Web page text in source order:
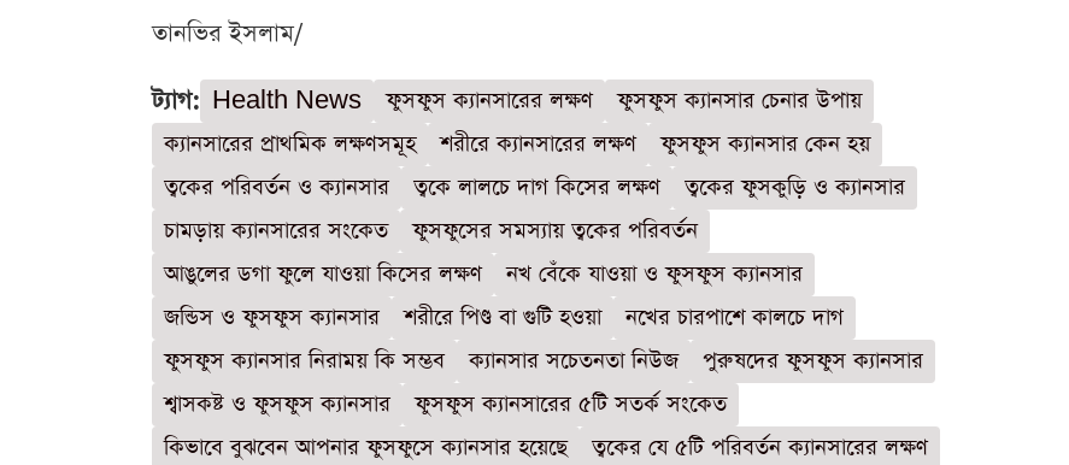
তানভির ইসলাম/
ট্যাগ: Health News ফুসফুস ক্যানসারের লক্ষণ
ফুসফুস ক্যানসার চেনার উপায়
ক্যানসারের প্রাথমিক লক্ষণসমূহ
শরীরে ক্যানসারের লক্ষণ
ফুসফুস ক্যানসার কেন হয়
ত্বকের পরিবর্তন ও ক্যানসার
ত্বকে লালচে দাগ কিসের লক্ষণ
ত্বকের ফুসকুড়ি ও ক্যানসার
চামড়ায় ক্যানসারের সংকেত
ফুসফুসের সমস্যায় ত্বকের পরিবর্তন
আঙুলের ডগা ফুলে যাওয়া কিসের লক্ষণ
নখ বেঁকে যাওয়া ও ফুসফুস ক্যানসার
জন্ডিস ও ফুসফুস ক্যানসার
শরীরে পিণ্ড বা গুটি হওয়া
নখের চারপাশে কালচে দাগ
ফুসফুস ক্যানসার নিরাময় কি সম্ভব
ক্যানসার সচেতনতা নিউজ
পুরুষদের ফুসফুস ক্যানসার
শ্বাসকষ্ট ও ফুসফুস ক্যানসার
ফুসফুস ক্যানসারের ৫টি সতর্ক সংকেত
কিভাবে বুঝবেন আপনার ফুসফুসে ক্যানসার হয়েছে
ত্বকের যে ৫টি পরিবর্তন ক্যানসারের লক্ষণ